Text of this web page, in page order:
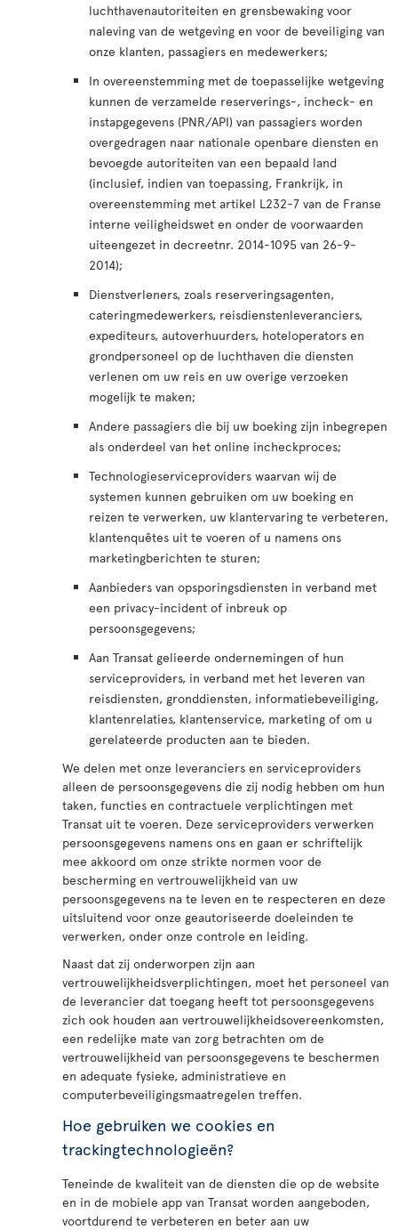
luchthavenautoriteiten en grensbewaking voor
naleving van de wetgeving en voor de beveiliging van
onze klanten, passagiers en medewerkers;
In overeenstemming met de toepasselijke wetgeving
kunnen de verzamelde reserverings-, incheck- en
instapgegevens (PNR/API) van passagiers worden
overgedragen naar nationale openbare diensten en
bevoegde autoriteiten van een bepaald land
(inclusief, indien van toepassing, Frankrijk, in
overeenstemming met artikel L232-7 van de Franse
interne veiligheidswet en onder de voorwaarden
uiteengezet in decreetnr. 2014-1095 van 26-9-
2014);
Dienstverleners, zoals reserveringsagenten,
cateringmedewerkers, reisdienstenleveranciers,
expediteurs, autoverhuurders, hoteloperators en
grondpersoneel op de luchthaven die diensten
verlenen om uw reis en uw overige verzoeken
mogelijk te maken;
Andere passagiers die bij uw boeking zijn inbegrepen
als onderdeel van het online incheckproces;
Technologieserviceproviders waarvan wij de
systemen kunnen gebruiken om uw boeking en
reizen te verwerken, uw klantervaring te verbeteren,
klantenquêtes uit te voeren of u namens ons
marketingberichten te sturen;
Aanbieders van opsporingsdiensten in verband met
een privacy-incident of inbreuk op
persoonsgegevens;
Aan Transat gelieerde ondernemingen of hun
serviceproviders, in verband met het leveren van
reisdiensten, gronddiensten, informatiebeveiliging,
klantenrelaties, klantenservice, marketing of om u
gerelateerde producten aan te bieden.
We delen met onze leveranciers en serviceproviders
alleen de persoonsgegevens die zij nodig hebben om hun
taken, functies en contractuele verplichtingen met
Transat uit te voeren. Deze serviceproviders verwerken
persoonsgegevens namens ons en gaan er schriftelijk
mee akkoord om onze strikte normen voor de
bescherming en vertrouwelijkheid van uw
persoonsgegevens na te leven en te respecteren en deze
uitsluitend voor onze geautoriseerde doeleinden te
verwerken, onder onze controle en leiding.
Naast dat zij onderworpen zijn aan
vertrouwelijkheidsverplichtingen, moet het personeel van
de leverancier dat toegang heeft tot persoonsgegevens
zich ook houden aan vertrouwelijkheidsovereenkomsten,
een redelijke mate van zorg betrachten om de
vertrouwelijkheid van persoonsgegevens te beschermen
en adequate fysieke, administratieve en
computerbeveiligingsmaatregelen treffen.
Hoe gebruiken we cookies en
trackingtechnologieën?
Teneinde de kwaliteit van de diensten die op de website
en in de mobiele app van Transat worden aangeboden,
voortdurend te verbeteren en beter aan uw